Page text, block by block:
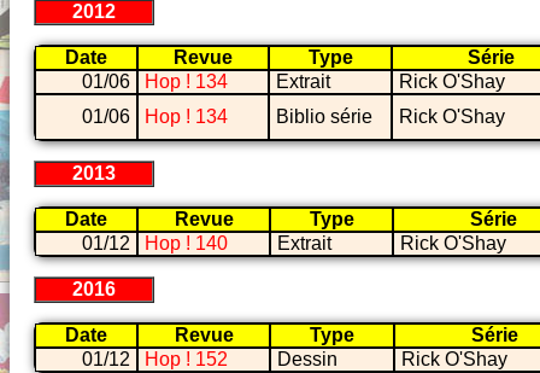
2012
Date Revue Type
Série
01/06
Hop ! 134 Extrait
Rick O'Shay
01/06
Hop ! 134 Biblio série Rick O'Shay
2013
Date Revue Type
Série
01/12
Hop ! 140 Extrait Rick O'Shay
2016
Date Revue Type
Série
01/12
Hop ! 152 Dessin Rick O'Shay